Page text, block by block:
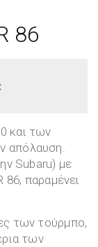
86
και των
απόλαυση.
Subaru) με
86, παραμένει
των τούρμπο,
των